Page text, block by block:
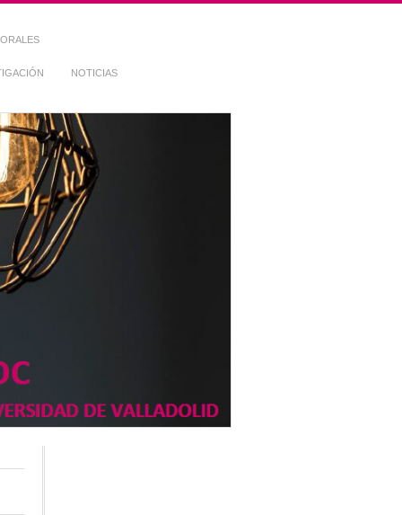
NOTICIAS